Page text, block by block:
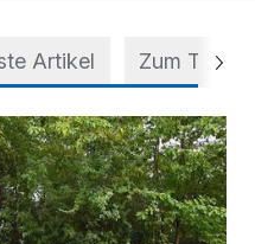
Artikel Zum Thema